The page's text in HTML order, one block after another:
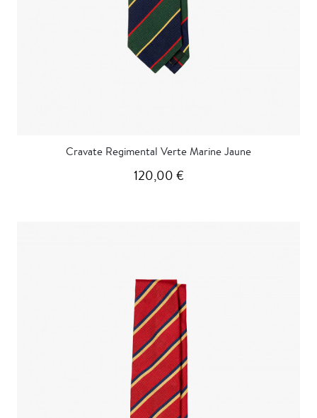
Cravate Regimental Verte Marine Jaune
120,00 €